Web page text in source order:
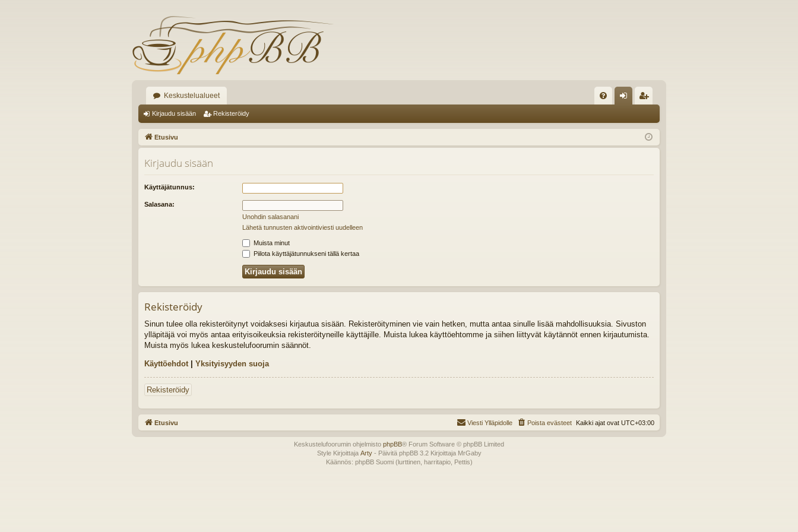
Keskustelualueet
K
K
au
du
ist
er
Kirjaudu sisään Rekisteröidy
Etusivu
Kirjaudu sisään
Käyttäjätunnus:
Salasana:
Unohdin salasanani
Lähetä tunnusten aktivointiviesti uudelleen
Muista minut
Piilota käyttäjätunnukseni tällä kertaa
Rekisteröidy
Sinun tulee olla rekisteröitynyt voidaksesi kirjautua sisään. Rekisteröityminen vie vain hetken, mutta antaa sinulle lisää mahdollisuuksia. Sivuston
ylläpitäjä voi myös antaa erityisoikeuksia rekisteröityneille käyttäjille. Muista lukea käyttöehtomme ja siihen liittyvät käytännöt ennen kirjautumista.
Muista myös lukea keskustelufoorumin säännöt.
Käyttöehdot | Yksityisyyden suoja
Rekisteröidy
Etusivu Kaikki ajat ovat UTC+03:00
Poista evästeet
Viesti Ylläpidolle
Keskustelufoorumin ohjelmisto phpBB® Forum Software © phpBB Limited
Style Kirjoittaja Arty- Päivitä phpBB 3.2 Kirjoittaja MrGaby
Käännös: phpBB Suomi (lurttinen, harritapio, Pettis)